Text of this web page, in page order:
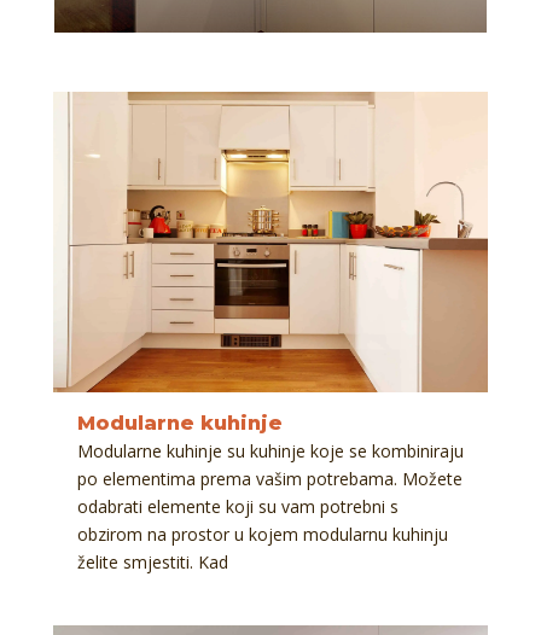
Modularne kuhinje
Modularne kuhinje su kuhinje koje se kombiniraju
po elementima prema vašim potrebama. Možete
odabrati elemente koji su vam potrebni s
obzirom na prostor u kojem modularnu kuhinju
želite smjestiti. Kad